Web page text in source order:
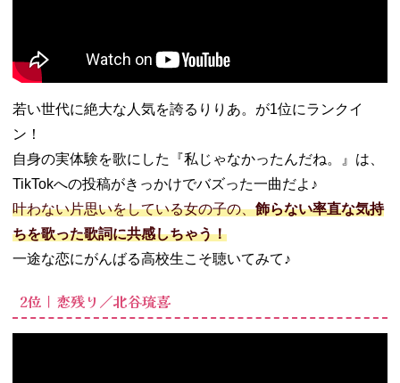
ニーハイ
− 12位｜部
屋／シャイ
／back
number
− 14位｜カ
タオモイ／
Aimer
− 15位｜366
02. 高校生に聞い
た泣ける失恋ソ
若い世代に絶大な人気を誇るりりあ。が1位にランクイ
ン！
自身の実体験を歌にした『私じゃなかったんだね。』は、
TikTokへの投稿がきっかけでバズった一曲だよ♪
叶わない片思いをしている女の子の、飾らない率直な気持
ちを歌った歌詞に共感しちゃう！
一途な恋にがんばる高校生こそ聴いてみて♪
2位｜恋残り／北谷琉喜